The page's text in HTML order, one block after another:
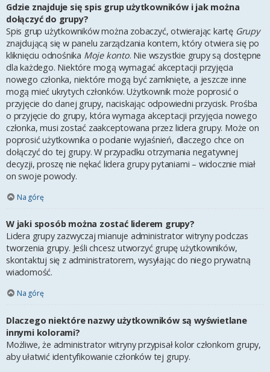
Gdzie znajduje się spis grup użytkowników i jak można
dołączyć do grupy?
Spis grup użytkowników można zobaczyć, otwierając kartę Grupy
znajdującą się w panelu zarządzania kontem, który otwiera się po
kliknięciu odnośnika Moje konto. Nie wszystkie grupy są dostępne
dla każdego. Niektóre mogą wymagać akceptacji przyjęcia
nowego członka, niektóre mogą być zamknięte, a jeszcze inne
mogą mieć ukrytych członków. Użytkownik może poprosić o
przyjęcie do danej grupy, naciskając odpowiedni przycisk. Prośba
o przyjęcie do grupy, która wymaga akceptacji przyjęcia nowego
członka, musi zostać zaakceptowana przez lidera grupy. Może on
poprosić użytkownika o podanie wyjaśnień, dlaczego chce on
dołączyć do tej grupy. W przypadku otrzymania negatywnej
decyzji, proszę nie nękać lidera grupy pytaniami – widocznie miał
on swoje powody.
Na górę
W jaki sposób można zostać liderem grupy?
Lidera grupy zazwyczaj mianuje administrator witryny podczas
tworzenia grupy. Jeśli chcesz utworzyć grupę użytkowników,
skontaktuj się z administratorem, wysyłając do niego prywatną
wiadomość.
Na górę
Dlaczego niektóre nazwy użytkowników są wyświetlane
innymi kolorami?
Możliwe, że administrator witryny przypisał kolor członkom grupy,
aby ułatwić identyfikowanie członków tej grupy.